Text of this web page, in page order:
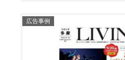
広告事例